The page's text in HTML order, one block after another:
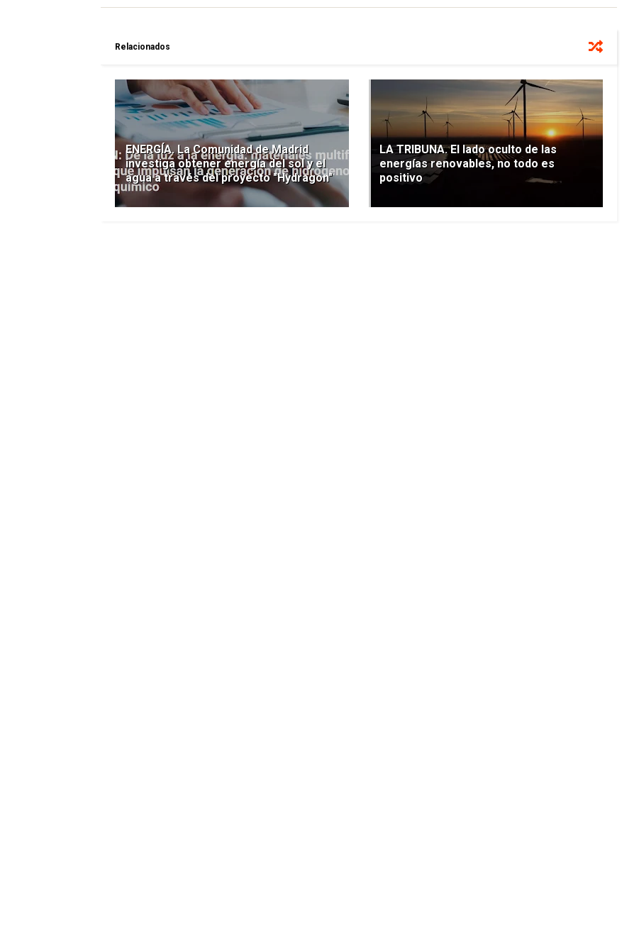
Relacionados
ENERGÍA. La Comunidad de Madrid
investiga obtener energía del sol y el
agua a través del proyecto "Hydragon"
LA TRIBUNA. El lado oculto de las
energías renovables, no todo es
positivo